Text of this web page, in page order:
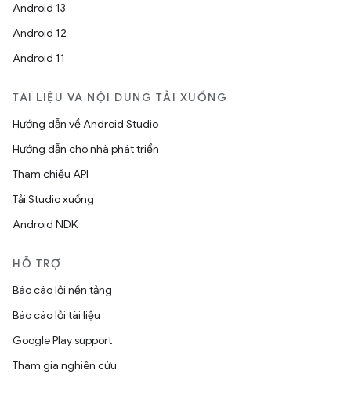
Android 13
Android 12
Android 11
TÀI LIỆU VÀ NỘI DUNG TẢI XUỐNG
Hướng dẫn về Android Studio
Hướng dẫn cho nhà phát triển
Tham chiếu API
Tải Studio xuống
Android NDK
HỖ TRỢ
Báo cáo lỗi nền tảng
Báo cáo lỗi tài liệu
Google Play support
Tham gia nghiên cứu